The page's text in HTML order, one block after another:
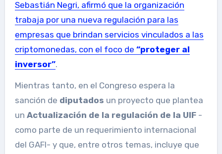
Sebastián Negri, afirmó que la organización
trabaja por una nueva regulación para las
empresas que brindan servicios vinculados a las
criptomonedas, con el foco de “proteger al
inversor”.
Mientras tanto, en el Congreso espera la
sanción de diputados un proyecto que plantea
un Actualización de la regulación de la UIF-
como parte de un requerimiento internacional
del GAFI- y que, entre otros temas, incluye que